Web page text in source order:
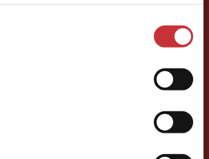
via en enhet utanför Sverige.
leveranser utanför Sverige. För
ett köp måste